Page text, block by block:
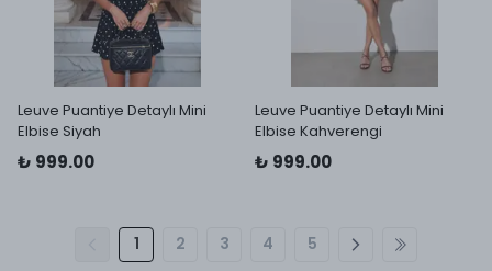
Leuve Puantiye Detaylı Mini
Elbise Siyah
₺ 999.00
Leuve Puantiye Detaylı Mini
Elbise Kahverengi
₺ 999.00
1 2 3 4 5